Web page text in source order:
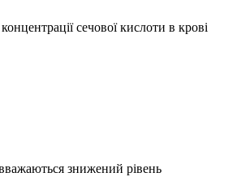
сечової кислоти в крові
знижений рівень